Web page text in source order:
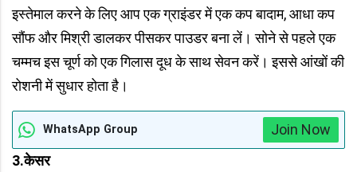
इस्तेमाल करने के लिए आप एक ग्राइंडर में एक कप बादाम, आधा कप
सौंफ और मिश्री डालकर पीसकर पाउडर बना लें। सोने से पहले एक
चम्मच इस चूर्ण को एक गिलास दूध के साथ सेवन करें। इससे आंखों की
रोशनी में सुधार होता है।
WhatsApp Group
Join Now
3.केसर